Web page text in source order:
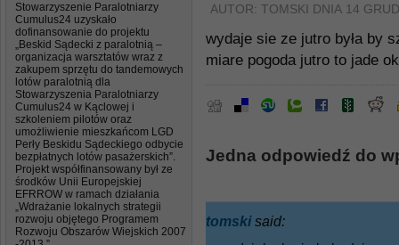
Stowarzyszenie Paralotniarzy
Cumulus24 uzyskało
dofinansowanie do projektu
„Beskid Sądecki z paralotnią –
organizacja warsztatów wraz z
zakupem sprzętu do tandemowych
lotów paralotnią dla
Stowarzyszenia Paralotniarzy
Cumulus24 w Kąclowej i
szkoleniem pilotów oraz
umożliwienie mieszkańcom LGD
Perły Beskidu Sądeckiego odbycie
bezpłatnych lotów pasażerskich”.
Projekt współfinansowany był ze
środków Unii Europejskiej
EFRROW w ramach działania
„Wdrażanie lokalnych strategii
rozwoju objętego Programem
Rozwoju Obszarów Wiejskich 2007
AUTOR: TOMSKI DNIA 14
wydaje sie ze jutro była by
miare pogoda jutro to jade
Jedna odpowiedź do
tomski said: